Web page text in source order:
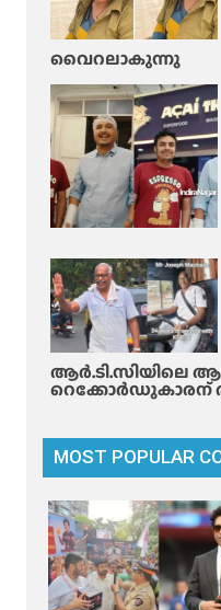
വൈറലാകുന്നു
ആർ.ടി.സിയിലെ
റെക്കോർഡുകാരന്
MOST POPULAR